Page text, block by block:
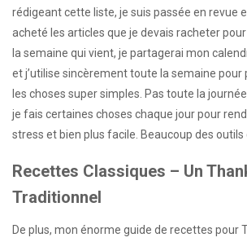
rédigeant cette liste, je suis passée en revue
acheté les articles que je devais racheter
la semaine qui vient, je partagerai mon
et j’utilise sincèrement toute la semaine pour
les choses super simples. Pas toute la
je fais certaines choses chaque jour pour
stress et bien plus facile. Beaucoup des outils
Recettes Classiques – Un
Traditionnel
De plus, mon énorme guide de recettes pour